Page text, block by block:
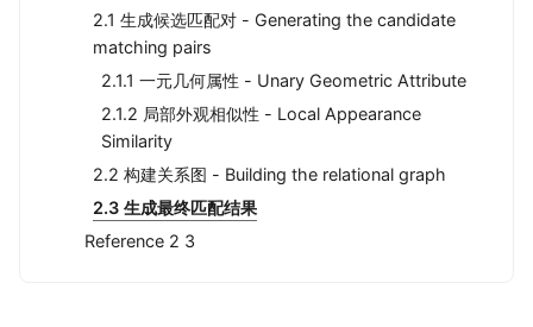
2.1 生成候选匹配对 - Generating the candidate
matching pairs
2.1.1 一元几何属性 - Unary Geometric Attribute
2.1.2 局部外观相似性 - Local Appearance
Similarity
2.2 构建关系图 - Building the relational graph
2.3 生成最终匹配结果
Reference 2 3